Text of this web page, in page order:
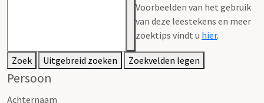
Voorbeelden van het gebruik
van deze leestekens en meer
zoektips vindt u hier.
Zoek Uitgebreid zoeken Zoekvelden legen
Persoon
Achternaam